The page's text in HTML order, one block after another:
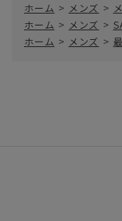
ホーム > メンズ >
ホーム > メンズ >
ホーム > メンズ >